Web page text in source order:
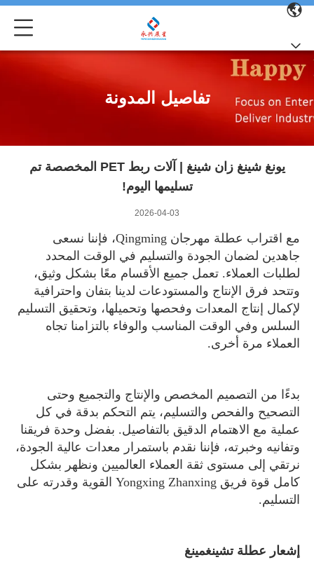
تفاصيل المدونة
يونغ شينغ زان شينغ | آلات ربط PET المخصصة تم
تسليمها اليوم!
2026-04-03
مع اقتراب عطلة مهرجان Qingming، فإننا نسعى
جاهدين لضمان الجودة والتسليم في الوقت المحدد
لطلبات العملاء. تعمل جميع الأقسام معًا بشكل وثيق،
وتتحد فرق الإنتاج والمستودعات لدينا بتفان واحترافية
لإكمال إنتاج المعدات وفحصها وتحميلها، وتحقيق التسليم
السلس وفي الوقت المناسب والوفاء بالتزامنا تجاه
العملاء مرة أخرى.
بدءًا من التصميم المخصص والإنتاج والتجميع وحتى
التصحيح والفحص والتسليم، يتم التحكم بدقة في كل
عملية مع الاهتمام الدقيق بالتفاصيل. بفضل وحدة فريقنا
وتفانيه وخبرته، فإننا نقدم باستمرار معدات عالية الجودة،
نرتقي إلى مستوى ثقة العملاء العالميين ونظهر بشكل
كامل قوة فريق Yongxing Zhanxing القوية وقدرته على
التسليم.
إشعار عطلة تشينغمينغ